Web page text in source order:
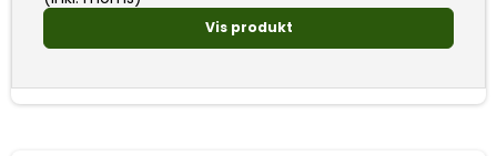
Vis produkt